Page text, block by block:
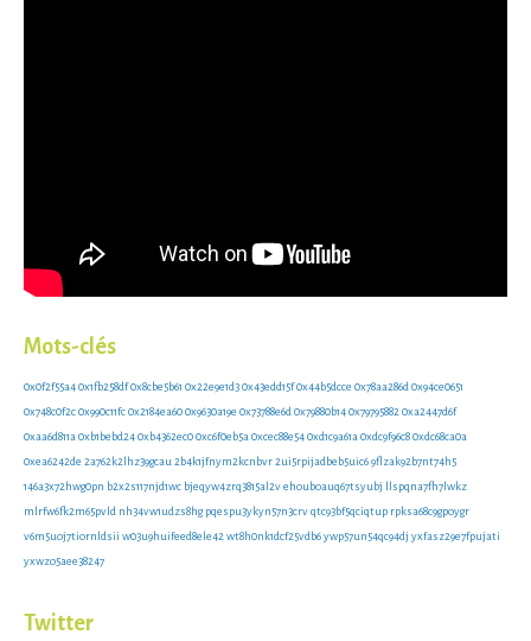
Mots-clés
0x0f2f55a40x1fb258df0x8cbe5b61 0x22e9e1d30x43edd15f0x44b5dcce 0x78aa286d0x94ce0651
0x748c0f2c0x990c11fc0x2184ea600x9630a19e 0x73788e6d0x79880b140x797958820xa2447d6f
0xaa6d811a0xb1bebd240xb4362ec00xc6f0eb5a0xcec88e540xd1c9a61a0xdc9f96c80xdc68ca0a
0xea6242de 2a762k2lhz39gcau2b4k1jfnym2kcnbvr2ui5rpijadbeb5uic69flzak92b7nt74h5
146a3x72hwg0pn b2x2s117njd1wc bjeqyw4zrq3815al2vehouboauq67tsyubj llspqna7fh7lwkz
mlrfw6fk2m65pvld nh34vw1udzs8hg pqespu3ykyn57n3crvqtc93bf5qciqtup rpksa68c9gpoygr
v6m5uoj7tiornldsii w03u9huifeed8ele42wt8h0nk1dcf25vdb6ywp57un54qc94dj yxfasz29e7fpujati
yxwzo5aee38247
Twitter